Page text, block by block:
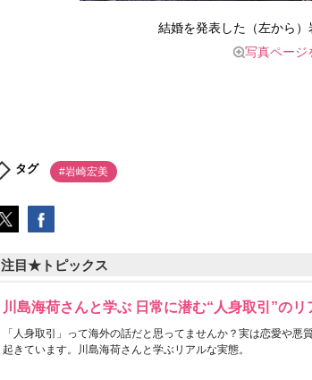
結婚を発表した（左から
写真ページ
タグ #岩崎宏美
注目★トピックス
川島海荷さんと学ぶ 日常に潜む“人身取引”のリ
「人身取引」って海外の話だと思ってませんか？実は恋愛や悪
起きています。川島海荷さんと学ぶリアルな実態。